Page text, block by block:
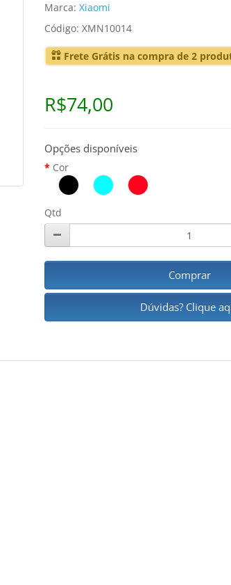
Marca: Xiaomi
Código: XMN10014
Frete Grátis na compra de 2
R$74,00
Opções disponíveis
Cor
Qtd
Comprar
Dúvidas? Clique